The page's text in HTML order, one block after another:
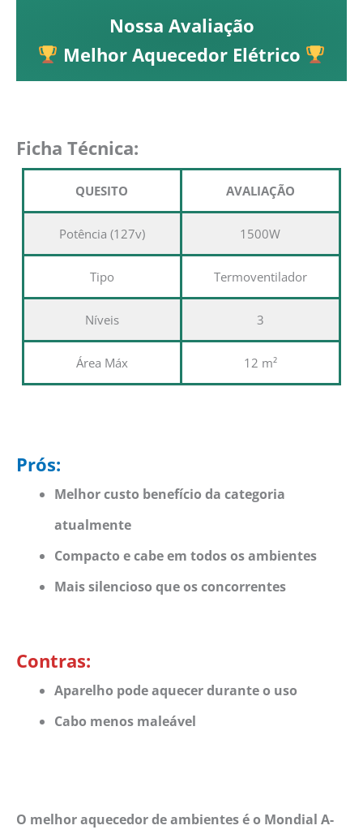
Nossa Avaliação
Melhor Aquecedor Elétrico
Ficha Técnica:
QUESITO AVALIAÇÃO
Potência (127v) 1500W
Tipo Termoventilador
Níveis 3
Área Máx 12 m²
Prós:
Melhor custo benefício da categoria
atualmente
Compacto e cabe em todos os ambientes
Mais silencioso que os concorrentes
Contras:
Aparelho pode aquecer durante o uso
Cabo menos maleável
O melhor aquecedor de ambientes é o Mondial A-